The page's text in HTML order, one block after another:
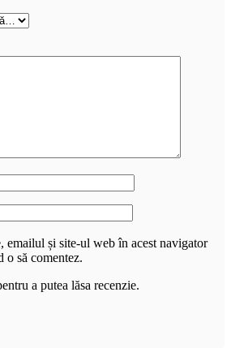
emailul și site-ul web în acest navigator
o să comentez.
a putea lăsa recenzie.